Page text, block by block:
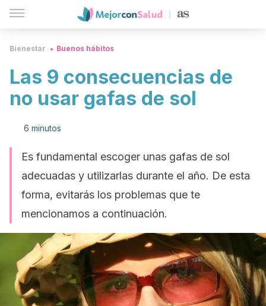
Bienestar Buenos hábitos
Las 9 consecuencias de
no usar gafas de sol
6 minutos
Es fundamental escoger unas gafas de sol
adecuadas y utilizarlas durante el año. De esta
forma, evitarás los problemas que te
mencionamos a continuación.